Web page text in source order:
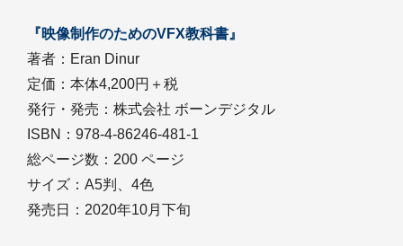
『映像制作のためのVFX教科書』
著者：Eran Dinur
定価：本体4,200円＋税
発行・発売：株式会社 ボーンデジタル
ISBN：978-4-86246-481-1
総ページ数：200 ページ
サイズ：A5判、4色
発売日：2020年10月下旬